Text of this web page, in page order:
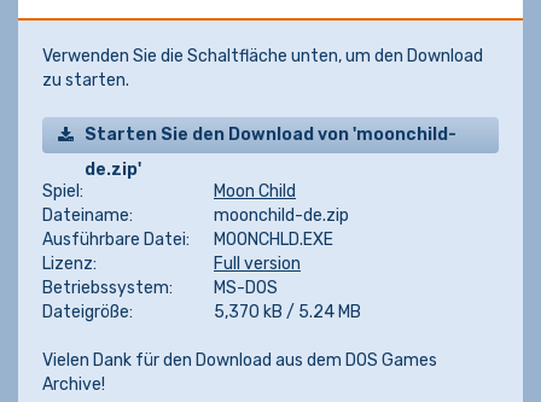
Verwenden Sie die Schaltfläche unten, um den Download
zu starten.
Starten Sie den Download von 'moonchild-
de.zip'
Spiel:
Moon Child
Dateiname:
moonchild-de.zip
Ausführbare Datei:
MOONCHLD.EXE
Lizenz:
Full version
Betriebssystem:
MS-DOS
Dateigröße:
5,370 kB / 5.24 MB
Vielen Dank für den Download aus dem DOS Games
Archive!